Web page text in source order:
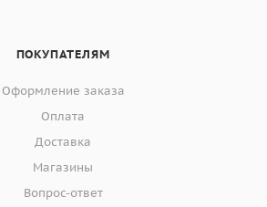
ПОКУПАТЕЛЯМ
Оформление заказа
Оплата
Доставка
Магазины
Вопрос-ответ